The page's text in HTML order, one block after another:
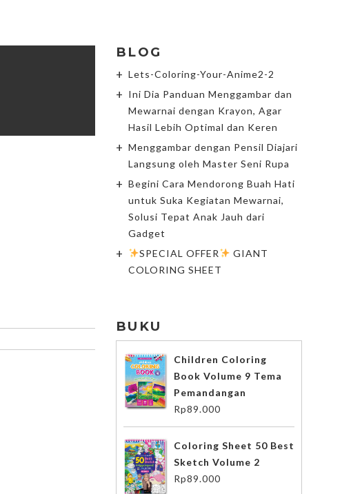
BLOG
Lets-Coloring-Your-Anime2-2
Ini Dia Panduan Menggambar dan
Mewarnai dengan Krayon, Agar
Hasil Lebih Optimal dan Keren
Menggambar dengan Pensil Diajari
Langsung oleh Master Seni Rupa
Begini Cara Mendorong Buah Hati
untuk Suka Kegiatan Mewarnai,
Solusi Tepat Anak Jauh dari
Gadget
SPECIAL OFFER
GIANT
COLORING SHEET
BUKU
Children Coloring
Book Volume 9 Tema
Pemandangan
Rp89.000
Coloring Sheet 50 Best
Sketch Volume 2
Rp89.000